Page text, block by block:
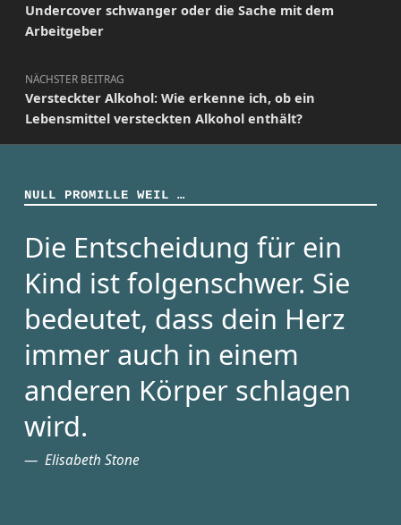
Undercover schwanger oder die Sache mit dem
Arbeitgeber
NÄCHSTER BEITRAG
Versteckter Alkohol: Wie erkenne ich, ob ein
Lebensmittel versteckten Alkohol enthält?
NULL PROMILLE WEIL …
Die Entscheidung für ein
Kind ist folgenschwer. Sie
bedeutet, dass dein Herz
immer auch in einem
anderen Körper schlagen
wird.
Elisabeth Stone